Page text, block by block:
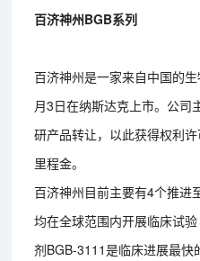
百济神州BGB系列
百济神州是一家来自中国的
月3日在纳斯达克上市。公司
研产品转让，以此获得权利
里程金。
百济神州目前主要有4个推进
均在全球范围内开展临床试
剂BGB-3111是临床进展最快